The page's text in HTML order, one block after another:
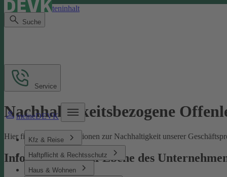
Direkt zum Seiteninhalt
Suche
meineDEVK
Kfz & Reise
Haftpflicht & Rechtsschutz
Haus & Wohnen
Service
Nachhaltigkeitsbezogene
Hier finden Sie Informationen zur Nachhaltigkeit unserer
Informationen auf Ebene des